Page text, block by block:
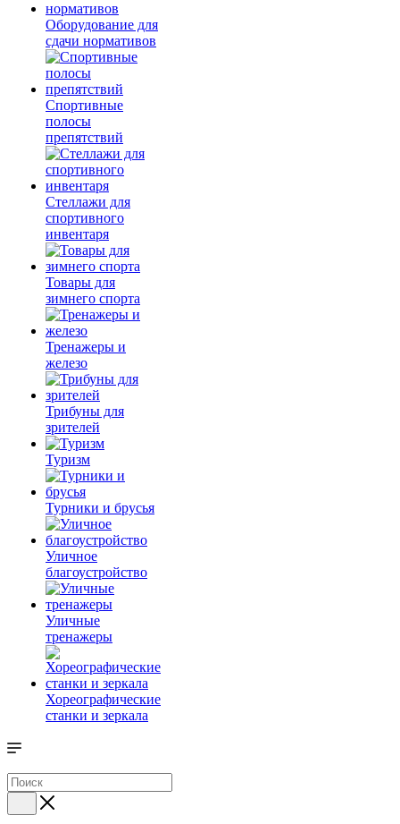
Оборудование для
сдачи нормативов
Спортивные
полосы
препятствий
Стеллажи для
спортивного
инвентаря
Товары для
зимнего спорта
Тренажеры и
железо
Трибуны для
зрителей
Туризм
Турники и брусья
Уличное
благоустройство
Уличные
тренажеры
Хореографические
станки и зеркала